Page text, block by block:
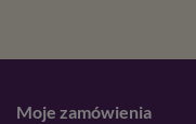
Moje zamówienia